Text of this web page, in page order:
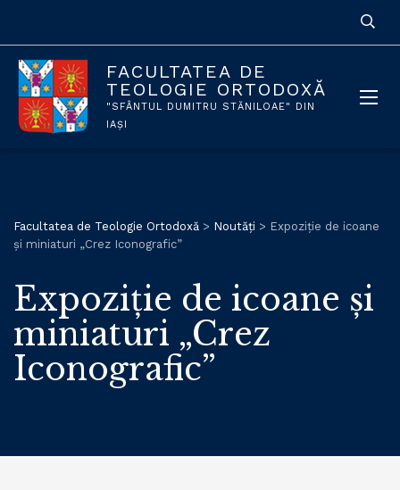
FACULTATEA DE
TEOLOGIE ORTODOXĂ
"SFÂNTUL DUMITRU STĂNILOAE" DIN
IAȘI
Facultatea de Teologie Ortodoxă > Noutăți > Expoziţie de icoane
şi miniaturi „Crez Iconografic”
Expoziţie de icoane şi
miniaturi „Crez
Iconografic”